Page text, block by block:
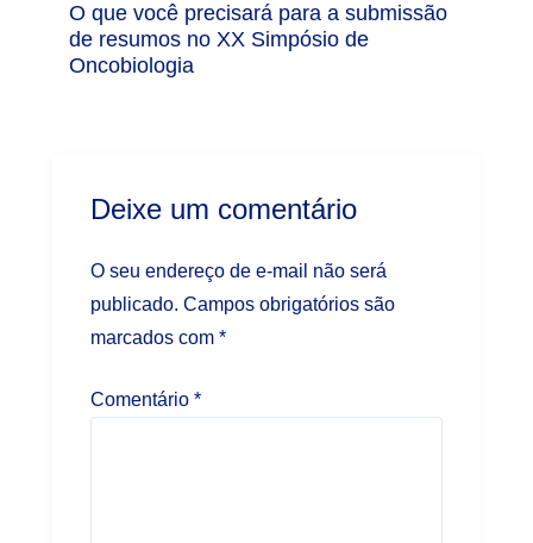
O que você precisará para a submissão
de resumos no XX Simpósio de
Oncobiologia
Deixe um comentário
O seu endereço de e-mail não será
publicado. Campos obrigatórios são
marcados com *
Comentário *